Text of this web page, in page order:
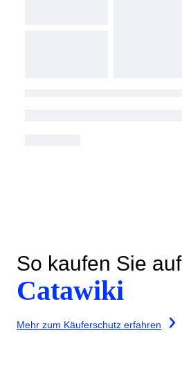
So kaufen Sie auf
Catawiki
Mehr zum Käuferschutz erfahren